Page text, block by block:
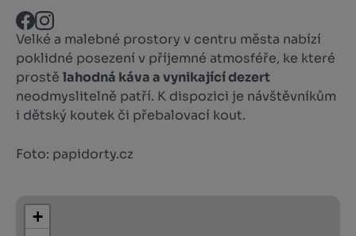
Velké a malebné prostory v centru města nabízí
poklidné posezení v příjemné atmosféře, ke které
prostě lahodná káva a vynikající dezert
neodmyslitelně patří. K dispozici je návštěvníkům
i dětský koutek či přebalovací kout.
Foto: papidorty.cz
+